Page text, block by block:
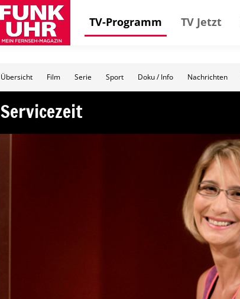
TV-Programm TV Jetzt
Übersicht Film Serie Sport Doku / Info Nachrichten
Servicezeit